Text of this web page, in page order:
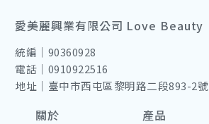
愛美麗興業有限公司 Love Beauty
統編｜90360928
電話｜0910922516
地址｜臺中市西屯區黎明路二段893-2號
關於 產品